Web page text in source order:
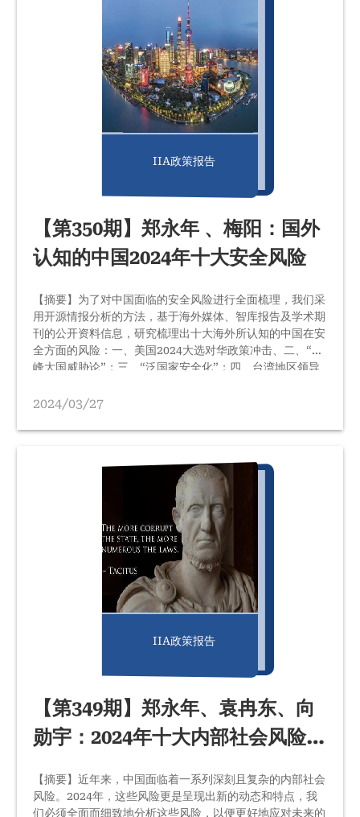
IIA政策报告
【第350期】郑永年 、梅阳：国外
认知的中国2024年十大安全风险
【摘要】为了对中国面临的安全风险进行全面梳理，我们采
用开源情报分析的方法，基于海外媒体、智库报告及学术期
刊的公开资料信息，研究梳理出十大海外所认知的中国在安
全方面的风险：一、美国2024大选对华政策冲击、二、“巅
峰大国威胁论”；三、“泛国家安全化”；四、台湾地区领导
带一路”倡议多重风险；七、东北亚“中朝俄”三边关系；
反腐可能影响对外武力运用能力。我们主要引述相关国外官
是如何认知中国所面临的安全风险的。其中，…
2024/03/27
IIA政策报告
【第349期】郑永年、袁冉东、向
勋宇：2024年十大内部社会风险和
【摘要】近年来，中国面临着一系列深刻且复杂的内部社会
风险。2024年，这些风险更是呈现出新的动态和特点，我
们必须全面而细致地分析这些风险，以便更好地应对未来的